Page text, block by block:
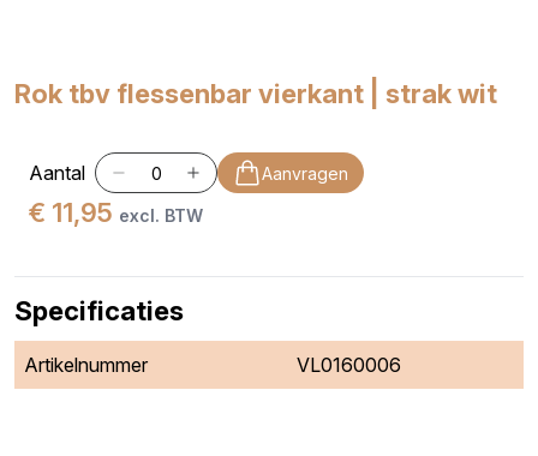
Rok tbv flessenbar vierkant | strak wit
Aantal Aanvragen
€ 11,95 excl. BTW
Specificaties
Artikelnummer VL0160006